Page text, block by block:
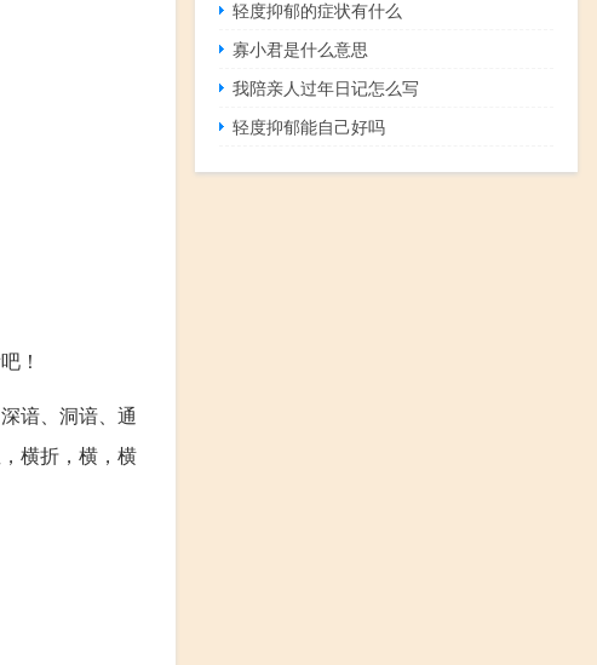
！
谙、洞谙、通
横折，横，横
轻度抑郁的症状有什么
寡小君是什么意思
我陪亲人过年日记怎么写
轻度抑郁能自己好吗